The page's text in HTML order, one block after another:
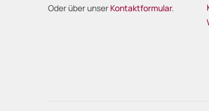
Oder über unser Kontaktformular.